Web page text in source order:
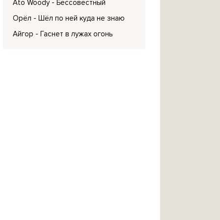
Ato Woody - Бессовестный
Орёл - Шёл по ней куда не знаю
Айгор - Гаснет в лужах огонь